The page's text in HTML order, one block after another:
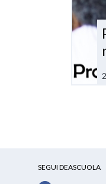
SEGUI DEASCUOLA